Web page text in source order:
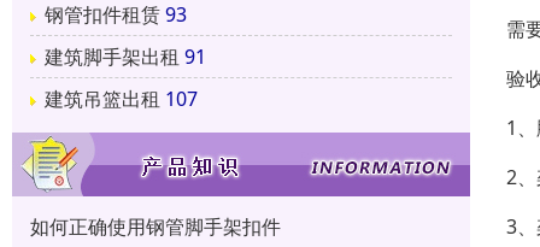
钢管扣件租赁93
建筑脚手架出租 91
建筑吊篮出租 107
如何正确使用钢管脚手架扣件
需
验
1
2
3